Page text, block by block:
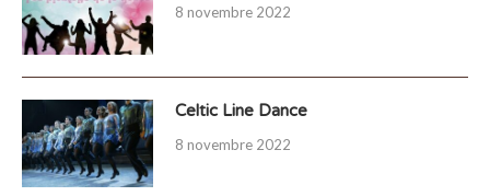
8 novembre 2022
Celtic Line Dance
8 novembre 2022